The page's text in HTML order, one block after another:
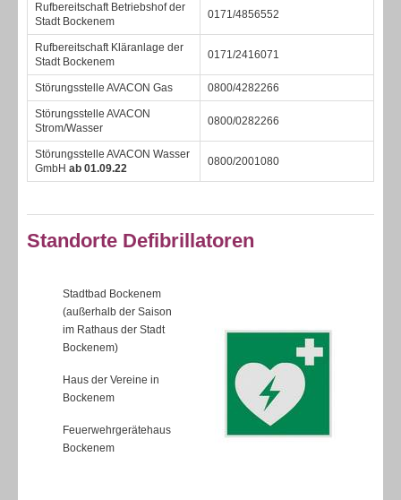
Rufbereitschaft Betriebshof der
Stadt Bockenem
0171/4856552
Rufbereitschaft Kläranlage der
Stadt Bockenem
0171/2416071
Störungsstelle AVACON Gas 0800/4282266
Störungsstelle AVACON
Strom/Wasser
0800/0282266
Störungsstelle AVACON Wasser
GmbH ab 01.09.22
0800/2001080
Standorte Defibrillatoren
Stadtbad Bockenem
(außerhalb der Saison
im Rathaus der Stadt
Bockenem)
Haus der Vereine in
Bockenem
Feuerwehrgerätehaus
Bockenem